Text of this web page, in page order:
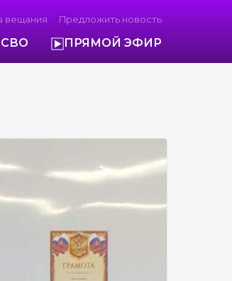
вещания Предложить новость
СВО ПРЯМОЙ ЭФИР